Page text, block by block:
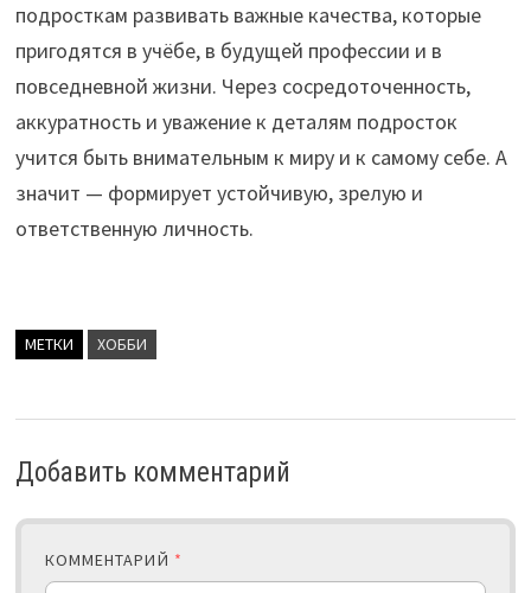
подросткам развивать важные качества, которые
пригодятся в учёбе, в будущей профессии и в
повседневной жизни. Через сосредоточенность,
аккуратность и уважение к деталям подросток
учится быть внимательным к миру и к самому себе. А
значит — формирует устойчивую, зрелую и
ответственную личность.
МЕТКИ ХОББИ
Добавить комментарий
КОММЕНТАРИЙ *